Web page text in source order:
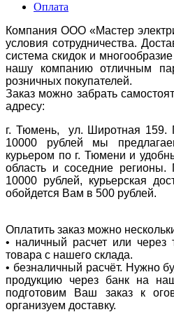
Оплата
Компания ООО «Мастер
условия сотрудничества.
система скидок и
нашу компанию отличным
розничных покупателей.
Заказ можно забрать
адресу:
г. Тюмень, ул. Широтная 159.
10000 рублей мы
курьером по г. Тюмени и
область и соседние
10000 рублей, курьерская
обойдется Вам в 500 рублей.
Оплатить заказ можно
• наличный расчет или через
товара с нашего склада.
• безналичный расчёт. Нужно
продукцию через банк на
подготовим Ваш заказ к
организуем доставку.